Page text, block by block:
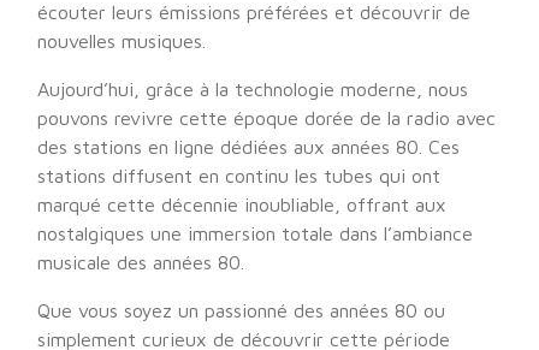
écouter leurs émissions préférées et découvrir de
nouvelles musiques.
Aujourd’hui, grâce à la technologie moderne, nous
pouvons revivre cette époque dorée de la radio avec
des stations en ligne dédiées aux années 80. Ces
stations diffusent en continu les tubes qui ont
marqué cette décennie inoubliable, offrant aux
nostalgiques une immersion totale dans l’ambiance
musicale des années 80.
Que vous soyez un passionné des années 80 ou
simplement curieux de découvrir cette période